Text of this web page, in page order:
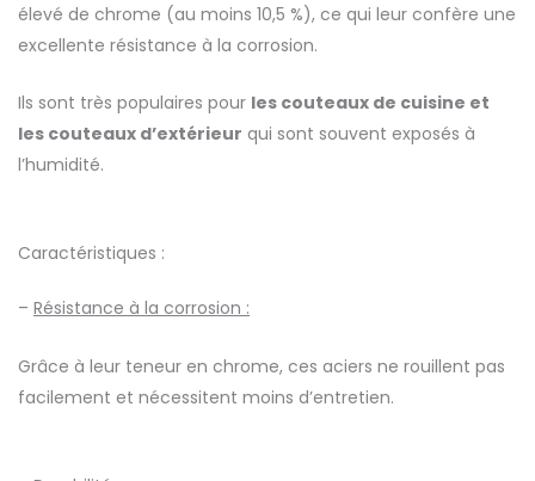
élevé de chrome (au moins 10,5 %), ce qui leur confère une
excellente résistance à la corrosion.
Ils sont très populaires pour les couteaux de cuisine et
les couteaux d’extérieur qui sont souvent exposés à
l’humidité.
Caractéristiques :
– Résistance à la corrosion :
Grâce à leur teneur en chrome, ces aciers ne rouillent pas
facilement et nécessitent moins d’entretien.